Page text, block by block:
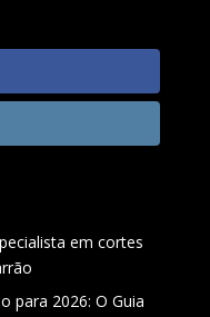
em cortes
para 2026: O Guia